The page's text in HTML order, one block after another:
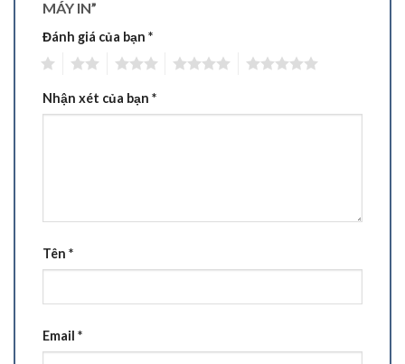
MÁY IN”
Đánh giá của bạn *
Nhận xét của bạn *
Tên *
Email *